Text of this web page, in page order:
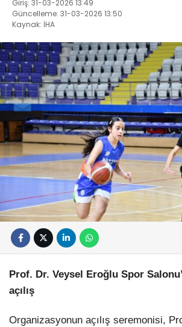
Giriş: 31-03-2026 13:49
Güncelleme: 31-03-2026 13:50
Kaynak: İHA
Prof. Dr. Veysel Eroğlu Spor
açılış
Organizasyonun açılış seremonisi,